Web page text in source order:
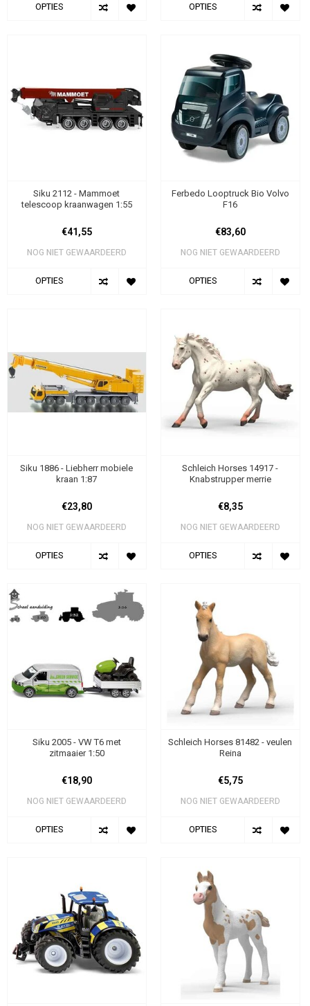
OPTIES OPTIES
Siku 2112 - Mammoet
telescoop kraanwagen 1:55
€41,55
NOG NIET GEWAARDEERD
OPTIES
Ferbedo Looptruck Bio Volvo
F16
€83,60
NOG NIET GEWAARDEERD
OPTIES
Siku 1886 - Liebherr mobiele
kraan 1:87
€23,80
NOG NIET GEWAARDEERD
OPTIES
Schleich Horses 14917 -
Knabstrupper merrie
€8,35
NOG NIET GEWAARDEERD
OPTIES
Siku 2005 - VW T6 met
zitmaaier 1:50
€18,90
NOG NIET GEWAARDEERD
OPTIES
Schleich Horses 81482 - veulen
Reina
€5,75
NOG NIET GEWAARDEERD
OPTIES